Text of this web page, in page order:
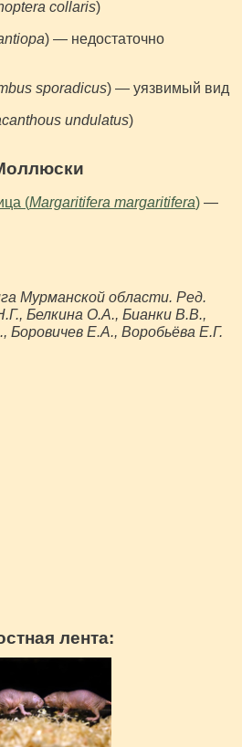
collaris)
) — недостаточно
sporadicus) — уязвимый вид
undulatus)
(Margaritifera margaritifera) —
Мурманской области. Ред.
Белкина О.А., Бианки В.В.,
Боровичев Е.А., Воробьёва Е.Г.
лента: